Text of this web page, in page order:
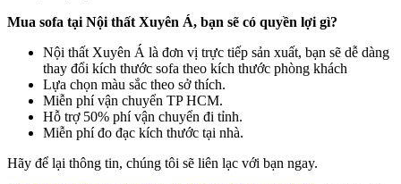
Mua sofa tại Nội thất Xuyên Á, bạn sẽ có quyền lợi gì?
Nội thất Xuyên Á là đơn vị trực tiếp sản xuất, bạn sẽ dễ dàng
thay đổi kích thước sofa theo kích thước phòng khách
Lựa chọn màu sắc theo sở thích.
Miễn phí vận chuyển TP HCM.
Hỗ trợ 50% phí vận chuyển đi tỉnh.
Miễn phí đo đạc kích thước tại nhà.
Hãy để lại thông tin, chúng tôi sẽ liên lạc với bạn ngay.